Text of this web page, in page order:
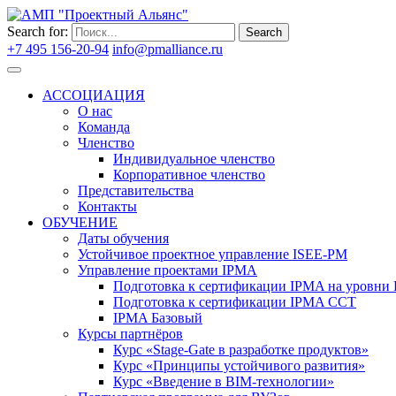
Search for: Search
+7 495 156-20-94 info@pmalliance.ru
АССОЦИАЦИЯ
О нас
Команда
Членство
Индивидуальное членство
Корпоративное членство
Представительства
Контакты
ОБУЧЕНИЕ
Даты обучения
Устойчивое проектное управление ISEE-PM
Управление проектами IPMA
Подготовка к сертификации IPMA на уровни
Подготовка к сертификации IPMA CCT
IPMA Базовый
Курсы партнёров
Курс «Stage-Gate в разработке продуктов»
Курс «Принципы устойчивого развития»
Курс «Введение в BIM-технологии»